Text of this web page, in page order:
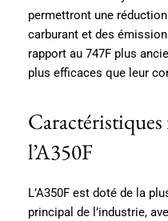
permettront une
carburant et des
rapport au 747F plus
plus efficaces que leur
l’A350F
L’A350F est doté de la
principal de l’industrie,